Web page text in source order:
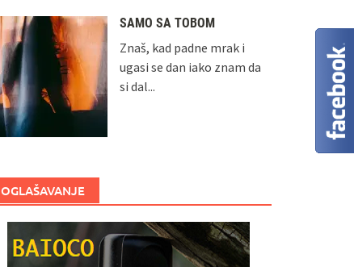
SAMO SA TOBOM
Znaš, kad padne mrak i
ugasi se dan iako znam da
si dal...
OGLAŠAVANJE